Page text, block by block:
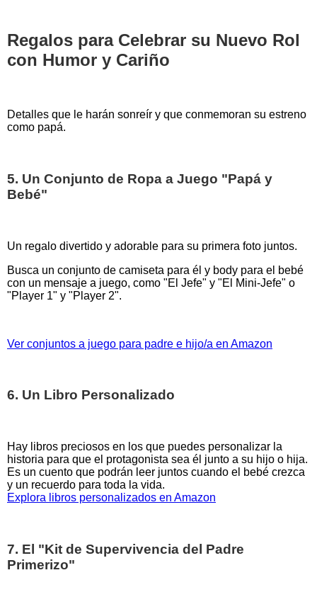
Regalos para Celebrar su Nuevo Rol
con Humor y Cariño
Detalles que le harán sonreír y que conmemoran su estreno
como papá.
5. Un Conjunto de Ropa a Juego "Papá y
Bebé"
Un regalo divertido y adorable para su primera foto juntos.
Busca un conjunto de camiseta para él y body para el bebé
con un mensaje a juego, como "El Jefe" y "El Mini-Jefe" o
"Player 1" y "Player 2".
Ver conjuntos a juego para padre e hijo/a en Amazon
6. Un Libro Personalizado
Hay libros preciosos en los que puedes personalizar la
historia para que el protagonista sea él junto a su hijo o hija.
Es un cuento que podrán leer juntos cuando el bebé crezca
y un recuerdo para toda la vida.
Explora libros personalizados en Amazon
7. El "Kit de Supervivencia del Padre
Primerizo"